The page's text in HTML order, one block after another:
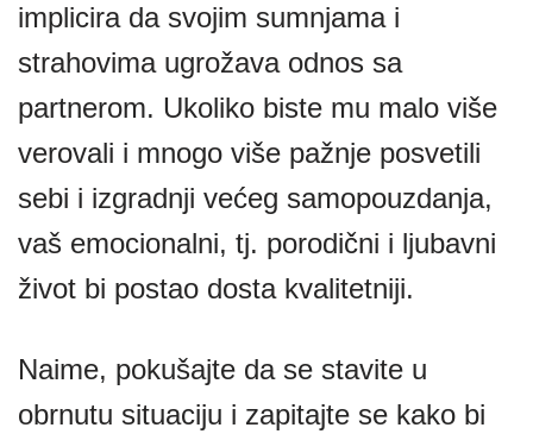
implicira da svojim sumnjama i
strahovima ugrožava odnos sa
partnerom. Ukoliko biste mu malo više
verovali i mnogo više pažnje posvetili
sebi i izgradnji većeg samopouzdanja,
vaš emocionalni, tj. porodični i ljubavni
život bi postao dosta kvalitetniji.
Naime, pokušajte da se stavite u
obrnutu situaciju i zapitajte se kako bi